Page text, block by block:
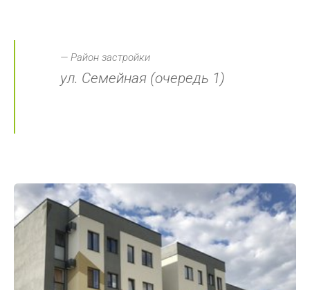
Район застройки
ул. Семейная (очередь 1)